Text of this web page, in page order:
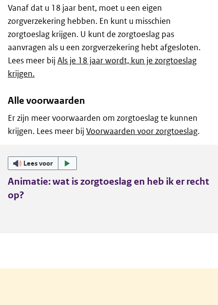
Vanaf dat u 18 jaar bent, moet u een eigen
zorgverzekering hebben. En kunt u misschien
zorgtoeslag krijgen. U kunt de zorgtoeslag pas
aanvragen als u een zorgverzekering hebt afgesloten.
Lees meer bij Als je 18 jaar wordt, kun je zorgtoeslag
krijgen.
Alle voorwaarden
Er zijn meer voorwaarden om zorgtoeslag te kunnen
krijgen. Lees meer bij Voorwaarden voor zorgtoeslag.
Lees voor
Animatie: wat is zorgtoeslag en heb ik er recht
op?